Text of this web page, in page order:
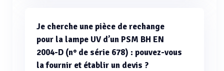
Je cherche une pièce de rechange
pour la lampe UV d’un PSM BH EN
2004-D (n° de série 678) : pouvez-vous
la fournir et établir un devis ?